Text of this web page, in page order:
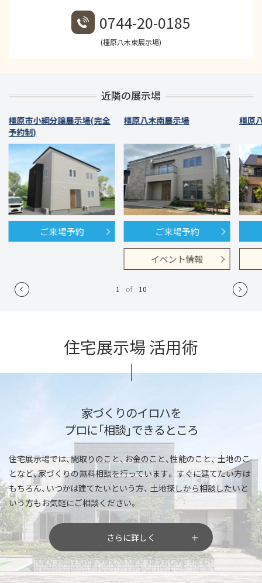
0744-20-0185
(橿原八木東展示場)
近隣の展示場
橿原市小綱分譲展示場(完全
予約制)
ご来場予約
橿原八木南展示場
ご来場予約
イベント情報
橿原
1 of 10
住宅展示場 活用術
家づくりのイロハを
プロに「相談」できるところ
住宅展示場では、間取りのこと、お金のこと、性能のこと、土地のこ
となど、家づくりの無料相談を行っています。 すぐに建てたい方は
もちろん、いつかは建てたいという方、 土地探しから相談したいと
いう方もお気軽にご相談ください。
さらに詳しく